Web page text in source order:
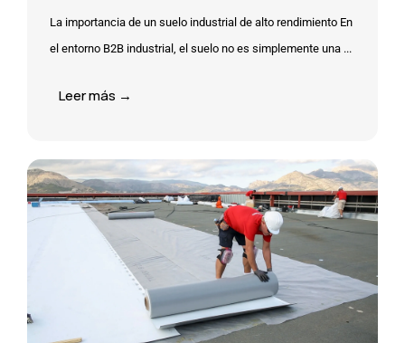
La importancia de un suelo industrial de alto rendimiento En
el entorno B2B industrial, el suelo no es simplemente una ...
Leer más →